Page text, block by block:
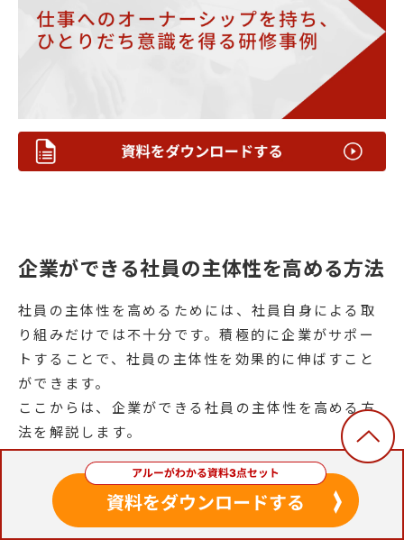
企業ができる社員の主体性を高める方法
社員の主体性を高めるためには、社員自身による取
り組みだけでは不十分です。積極的に企業がサポー
トすることで、社員の主体性を効果的に伸ばすこと
ができます。
ここからは、企業ができる社員の主体性を高める方
法を解説します。
業務に必要な情報を伝える